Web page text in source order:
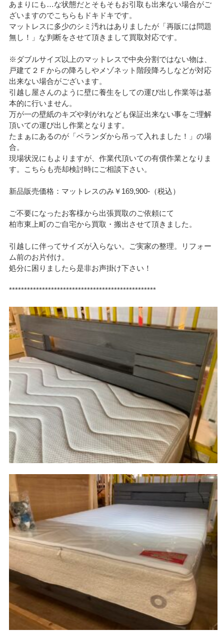
あまりにも…な状態だとそもそもお引取も出来ない場合がご
ざいますのでこちらもドキドキです。
マットレスに多少のシミ汚れはありましたが「再販には問題
無し！」な判断をさせて頂きまして買取対応です。
※ダブルサイズ以上のマットレスで中央分割ではない物は、
戸建て２Ｆからの降ろしやメゾネット階段降ろしなどが対応
出来ない場合がございます。
引越し屋さんのように壁に養生をしての運び出し作業等は基
本的に行いません。
万が一の壁紙のキズや剥がれなども保証出来ない事をご理解
頂いての運び出し作業となります。
たまぁにあるのが「ベランダから吊って入れました！」の場
合。
現場状況にもよりますが、作業代頂いての有償作業となりま
す。こちらも売却検討時にご相談下さい。
新品販売価格：マットレスのみ￥169,900-（税込）
ご不要になったお客様から出張買取のご依頼にて
柏市東上町のご自宅から買取・搬出させて頂きました。
引越しに伴ってサイズが入らない。ご実家の整理。リフォー
ム前のお片付け。
処分に困りましたら是非お声掛け下さい！
*************************************************